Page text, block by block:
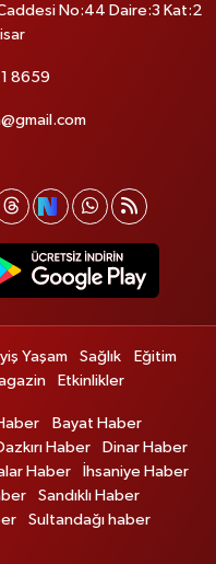
No:44 Daire:3 Kat:2
8659
Yaşam Sağlık
Eğitim
Etkinlikler
Bayat Haber
Haber
Dinar Haber
Haber
İhsaniye Haber
Sandıklı Haber
Sultandağı haber